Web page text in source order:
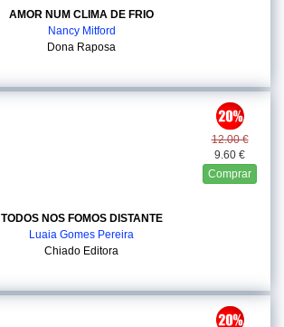
AMOR NUM CLIMA DE FRIO
Nancy Mitford
Dona Raposa
12.00 €
9.60 €
Comprar
TODOS NOS FOMOS DISTANTE
Luaia Gomes Pereira
Chiado Editora